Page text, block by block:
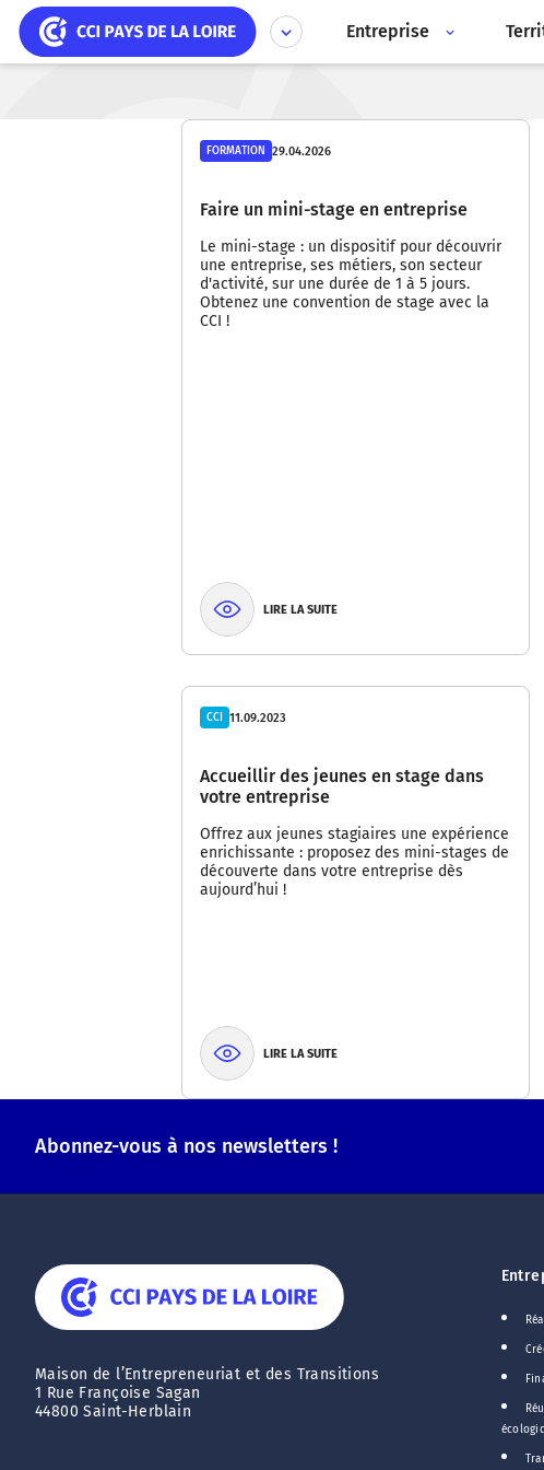
Aller
au
contenu
principal
Entreprise
FORMATION 29.04.2026
Faire un mini-stage en entreprise
Le mini-stage : un dispositif pour découvrir
une entreprise, ses métiers, son secteur
d'activité, sur une durée de 1 à 5 jours.
Obtenez une convention de stage avec la
CCI !
LIRE LA SUITE
CCI 11.09.2023
Accueillir des jeunes en stage dans
votre entreprise
Offrez aux jeunes stagiaires une expérience
enrichissante : proposez des mini-stages de
découverte dans votre entreprise dès
aujourd’hui !
LIRE LA SUITE
Abonnez-vous à nos newsletters !
Maison de l’Entrepreneuriat et des Transitions
1 Rue Françoise Sagan
44800 Saint-Herblain
Panneau de gestion des cookies